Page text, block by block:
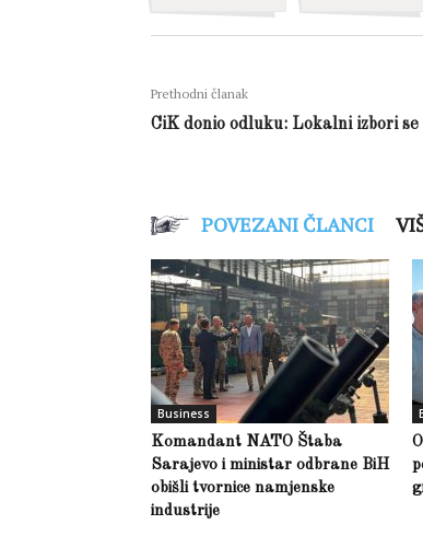
Prethodni članak
CiK donio odluku: Lokalni izbori se
POVEZANI ČLANCI
Business
Komandant NATO Štaba
Sarajevo i ministar odbrane BiH
obišli tvornice namjenske
industrije